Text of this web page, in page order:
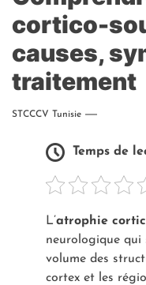
cortico-
causes,
traitement
STCCCV Tunisie
Temps de
L’atrophie
neurologique qui
volume des
cortex et les